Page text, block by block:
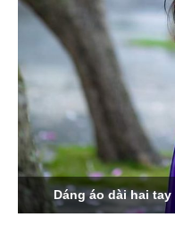
Dáng áo dài hai